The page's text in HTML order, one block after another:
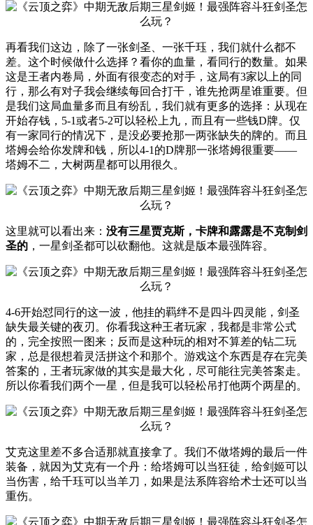
再看我们这边，除了一张剑圣、一张千珏，我们就什么都不
差。这个时候做什么选择？看你的血量，看同行的数量。如果
这是王者内卷局，外面有很变态的对手，这局有3家以上的同
行，那么有对子我会继续每回合打干，谁先抢两星谁重要。但
是我们这局血量多而且有纷乱，我们就有更多的选择：从现在
开始存钱，5-1或者5-2可以轻松上九，而且有一些钱D牌。仅
有一家同行的情况下，是没必要抢那一两张缺失的牌的。而且
塔姆会给你发牌和钱，所以4-1的D牌那一张塔姆很重要——
塔姆不二，大树两星都可以用很久。
这里就可以看出来： 没有三星贾克斯，卡牌和露露是不克制剑
圣的 ，一星剑圣都可以砍翻他。这就是版本最强阵容。
4-6开始怼同行的这一波，他挂的羁绊不是四斗四灵能，剑圣
缺失最关键的夜刃。你看我这种王者玩家，我都是非常公式
的，完全按照一图来；反而是这种玩的相对不算差的钻二玩
家，总是很想着灵活拼这个和那个。游戏这个东西是存在完美
答案的，王者玩家做的其实是最大化，尽可能往完美答案走。
所以你看我们两个一星，但是我可以轻松吊打他两个两星的。
艾克这里差不多合适那就直接拿了。我们不做塔姆的最后一件
装备，就因为艾克有一个丹：给塔姆可以当狂徒，给剑姬可以
当伤害，给千珏可以当羊刀，如果是法系阵容给术士还可以当
重伤。